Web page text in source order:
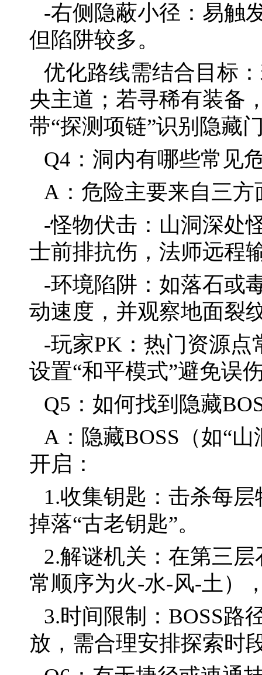
-右侧隐蔽小径：易触
但陷阱较多。
优化路线需结合目标
央主道；若寻稀有装备
带“探测项链”识别隐藏
Q4：洞内有哪些常见
A：危险主要来自三方
-怪物伏击：山洞深处
士前排抗伤，法师远程
-环境陷阱：如落石或
动速度，并观察地面裂
-玩家PK：热门资源
设置“和平模式”避免误
Q5：如何找到隐藏
A：隐藏BOSS（如“
开启：
1.收集钥匙：击杀每
掉落“古老钥匙”。
2.解谜机关：在第三
常顺序为火-水-风-土）
3.时间限制：BOSS路
放，需合理安排探索时